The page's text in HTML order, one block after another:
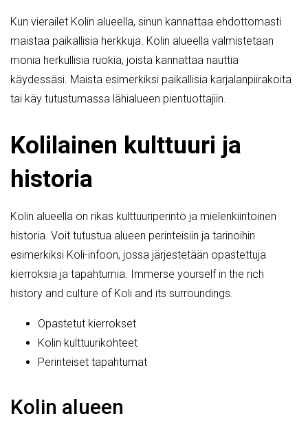
Kun vierailet Kolin alueella, sinun kannattaa ehdottomasti
maistaa paikallisia herkkuja. Kolin alueella valmistetaan
monia herkullisia ruokia, joista kannattaa nauttia
käydessäsi. Maista esimerkiksi paikallisia karjalanpiirakoita
tai käy tutustumassa lähialueen pientuottajiin.
Kolilainen kulttuuri ja
historia
Kolin alueella on rikas kulttuuriperintö ja mielenkiintoinen
historia. Voit tutustua alueen perinteisiin ja tarinoihin
esimerkiksi Koli-infoon, jossa järjestetään opastettuja
kierroksia ja tapahtumia. Immerse yourself in the rich
history and culture of Koli and its surroundings.
Opastetut kierrokset
Kolin kulttuurikohteet
Perinteiset tapahtumat
Kolin alueen